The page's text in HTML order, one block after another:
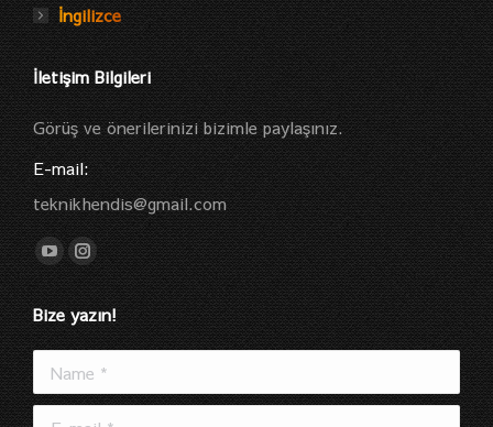
İngilizce
İletişim Bilgileri
Görüş ve önerilerinizi bizimle paylaşınız.
E-mail:
teknikhendis@gmail.com
Find us on:
YouTube
page
opens
in
new
window
Instagram
page
opens
in
new
window
Bize yazın!
Name *
E-mail *